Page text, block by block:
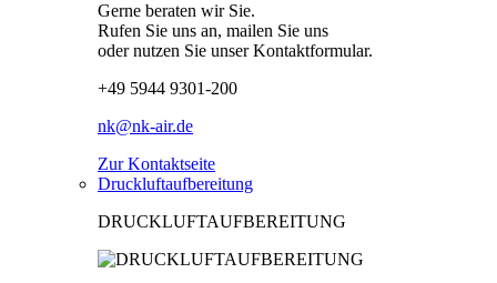
Gerne beraten wir Sie.
Rufen Sie uns an, mailen Sie uns
oder nutzen Sie unser Kontaktformular.
+49 5944 9301-200
nk@nk-air.de
Zur Kontaktseite
Druckluftaufbereitung
DRUCKLUFTAUFBEREITUNG